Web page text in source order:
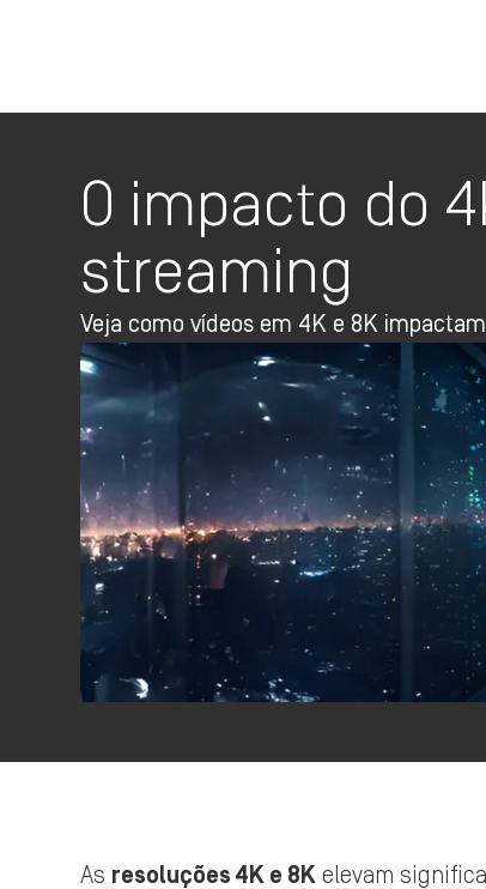
O impacto do
streaming
Veja como vídeos em 4K e 8K
As resoluções 4K e 8K elevam